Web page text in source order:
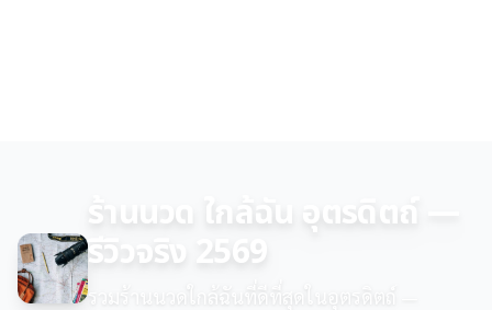
ร้านนวด ใกล้ฉัน อุตรดิตถ์ —
รีวิวจริง 2569
รวมร้านนวดใกล้ฉันที่ดีที่สุดในอุตรดิตถ์ —